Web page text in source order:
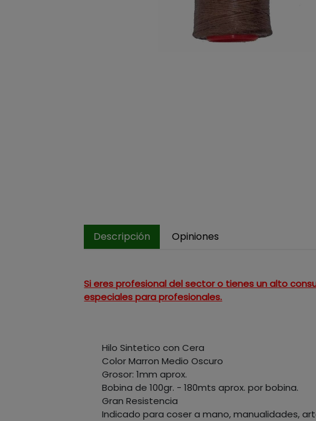
Descripción Opiniones
Si eres profesional del sector o tienes un alto
especiales para profesionales.
Hilo Sintetico con Cera
Color Marron Medio Oscuro
Grosor: 1mm aprox.
Bobina de 100gr. - 180mts aprox. por bobina.
Gran Resistencia
Indicado para coser a mano, manualidades,